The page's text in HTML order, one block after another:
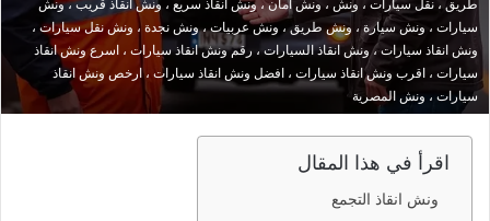
طريق ، نقل سيارات ، ونش ، ونش امان ، ونش انقاذ سريع ، ونش انقاذ قريب ، ونش
سيارات ، ونش سيارة ، ونش طريق ، ونش عربيات ، ونش نجدة ، ونش نقل سيارات ،
ونش انقاذ سيارات ، ونش انقاذ السيارات ، رقم ونش انقاذ سيارات ، اسرع ونش انقاذ
سيارات ، اقرب ونش انقاذ سيارات ، افضل ونش انقاذ سيارات ، ارخص ونش انقاذ
سيارات ، ونش المصرية
اقرأ في هذا المقال
ونش انقاذ التجمع